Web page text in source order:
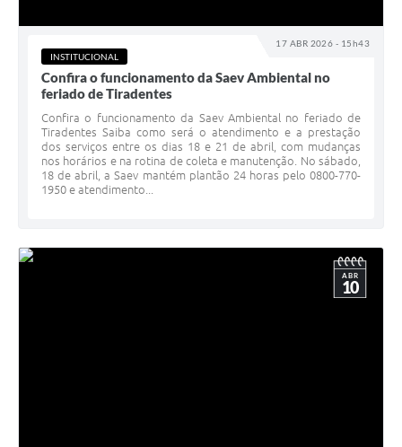
17 ABR 2026 - 15h43
INSTITUCIONAL
Confira o funcionamento da Saev Ambiental no
feriado de Tiradentes
Confira o funcionamento da Saev Ambiental no feriado de
Tiradentes Saiba como será o atendimento e a prestação
dos serviços entre os dias 18 e 21 de abril, com mudanças
nos horários e na rotina de coleta e manutenção. No sábado,
18 de abril, a Saev mantém plantão 24 horas pelo 0800-770-
1950 e atendimento...
ABR
10